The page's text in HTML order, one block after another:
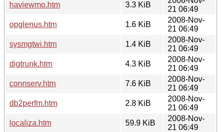
haviewmo.htm 3.3 KiB
21 06:49
opglenus.htm
1.6 KiB
2008-Nov-
21 06:49
sysmgtwi.htm
1.4 KiB
2008-Nov-
21 06:49
digtrunk.htm
4.3 KiB
2008-Nov-
21 06:49
connserv.htm
7.6 KiB
2008-Nov-
21 06:49
db2perfm.htm
2.8 KiB
2008-Nov-
21 06:49
localiza.htm
59.9 KiB
2008-Nov-
21 06:49